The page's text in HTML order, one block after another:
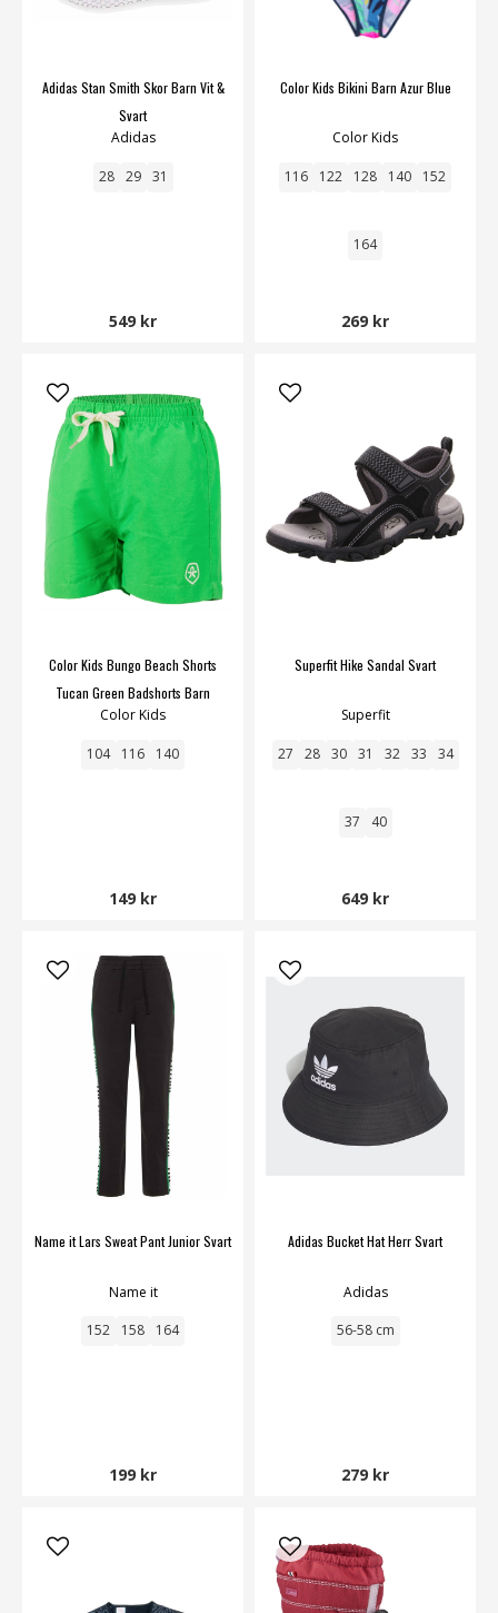
Adidas Stan Smith Skor Barn Vit &
Svart
Adidas
28 29 31
549 kr
Color Kids Bikini Barn Azur Blue
Color Kids
116 122 128 140 152
164
269 kr
Color Kids Bungo Beach Shorts
Tucan Green Badshorts Barn
Color Kids
104 116 140
149 kr
Superfit Hike Sandal Svart
Superfit
27 28 30 31 32 33 34
37 40
649 kr
Name it Lars Sweat Pant Junior Svart
Name it
152 158 164
199 kr
Adidas Bucket Hat Herr Svart
Adidas
56-58 cm
279 kr